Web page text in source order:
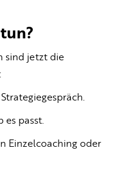
sind jetzt die
passt.
Einzelcoaching oder